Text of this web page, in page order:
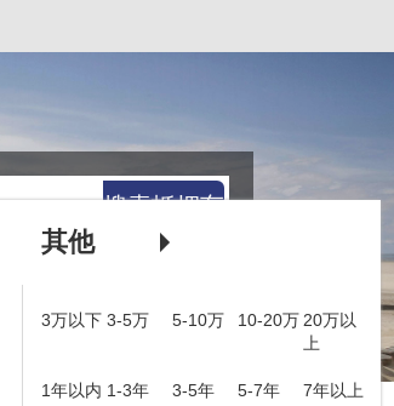
搜索抵押车
其他
3万以下 3-5万 5-10万 10-20万 20万以
上
1年以内 1-3年 3-5年 5-7年 7年以上